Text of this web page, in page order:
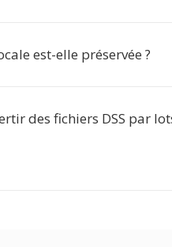
est-elle préservée ?
des fichiers DSS par